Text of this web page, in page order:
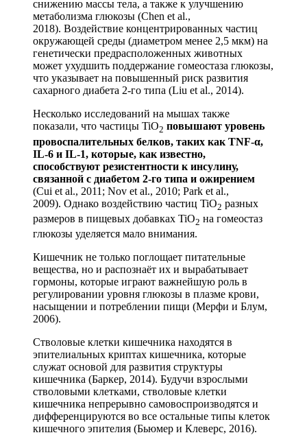
снижению массы тела, а также к улучшению
метаболизма глюкозы (Chen et al.,
2018). Воздействие концентрированных частиц
окружающей среды (диаметром менее 2,5 мкм) на
генетически предрасположенных животных
может ухудшить поддержание гомеостаза глюкозы,
что указывает на повышенный риск развития
сахарного диабета 2-го типа (Liu et al., 2014).
Несколько исследований на мышах также
показали, что частицы TiO2 повышают уровень
провоспалительных белков, таких как TNF-α,
IL-6 и IL-1, которые, как известно,
способствуют резистентности к инсулину,
связанной с диабетом 2-го типа и ожирением
(Cui et al., 2011; Nov et al., 2010; Park et al.,
2009). Однако воздействию частиц TiO2 разных
размеров в пищевых добавках TiO2 на гомеостаз
глюкозы уделяется мало внимания.
Кишечник не только поглощает питательные
вещества, но и распознаёт их и вырабатывает
гормоны, которые играют важнейшую роль в
регулировании уровня глюкозы в плазме крови,
насыщении и потреблении пищи (Мерфи и Блум,
2006).
Стволовые клетки кишечника находятся в
эпителиальных криптах кишечника, которые
служат основой для развития структуры
кишечника (Баркер, 2014). Будучи взрослыми
стволовыми клетками, стволовые клетки
кишечника непрерывно самовоспроизводятся и
дифференцируются во все остальные типы клеток
кишечного эпителия (Бьюмер и Клеверс, 2016).